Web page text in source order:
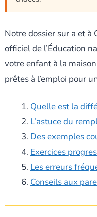
Notre dossier sur a et à
officiel de l’Éducation
votre enfant à la
prêtes à l’emploi pour
Quelle est la
L’astuce du
Des exemples
Exercices
Les erreurs
Conseils aux